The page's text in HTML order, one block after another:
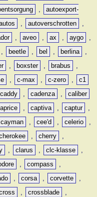
,
autoexport-
, autoverschrotten
,
, aveo , ax , aygo
,
, beetle , bel , berlina
,
, boxster , brabus
,
, c-max , c-zero ,
c1
caddy , cadenza ,
caliber
, captiva , captur
,
cayman , cee'd , celerio
,
, cherry
,
, clarus , clc-klasse
,
, compass
,
, corsa , corvette
,
, crossblade
,